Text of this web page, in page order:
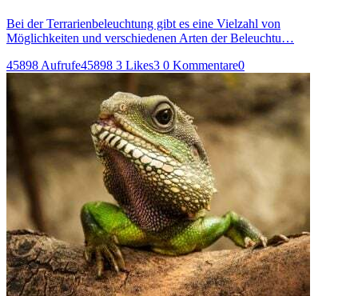
Bei der Terrarienbeleuchtung gibt es eine Vielzahl von
Möglichkeiten und verschiedenen Arten der Beleuchtu…
45898 Aufrufe45898 3 Likes3 0 Kommentare0